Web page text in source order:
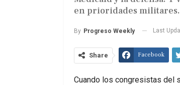
en prioridades militares.
By Progreso Weekly Last
Share Facebook
Cuando los congresistas del